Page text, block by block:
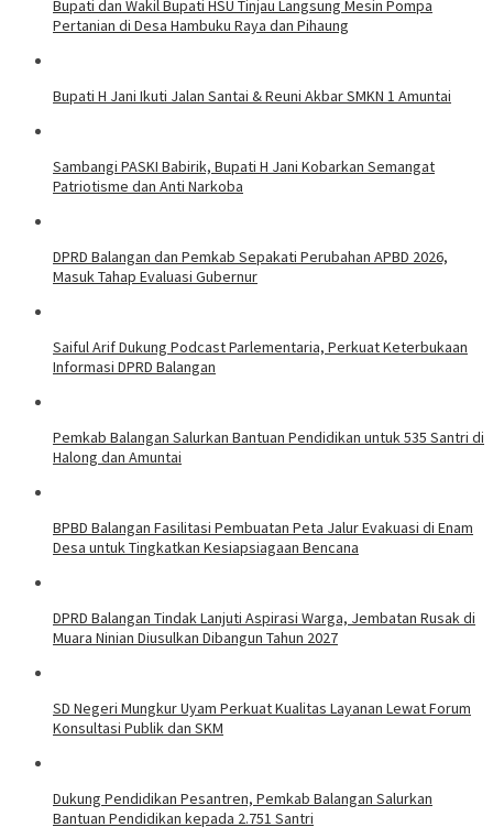
Bupati dan Wakil Bupati HSU Tinjau Langsung Mesin Pompa
Pertanian di Desa Hambuku Raya dan Pihaung
Bupati H Jani Ikuti Jalan Santai & Reuni Akbar SMKN 1 Amuntai
Sambangi PASKI Babirik, Bupati H Jani Kobarkan Semangat
Patriotisme dan Anti Narkoba
DPRD Balangan dan Pemkab Sepakati Perubahan APBD 2026,
Masuk Tahap Evaluasi Gubernur
Saiful Arif Dukung Podcast Parlementaria, Perkuat Keterbukaan
Informasi DPRD Balangan
Pemkab Balangan Salurkan Bantuan Pendidikan untuk 535 Santri di
Halong dan Amuntai
BPBD Balangan Fasilitasi Pembuatan Peta Jalur Evakuasi di Enam
Desa untuk Tingkatkan Kesiapsiagaan Bencana
DPRD Balangan Tindak Lanjuti Aspirasi Warga, Jembatan Rusak di
Muara Ninian Diusulkan Dibangun Tahun 2027
SD Negeri Mungkur Uyam Perkuat Kualitas Layanan Lewat Forum
Konsultasi Publik dan SKM
Dukung Pendidikan Pesantren, Pemkab Balangan Salurkan
Bantuan Pendidikan kepada 2.751 Santri